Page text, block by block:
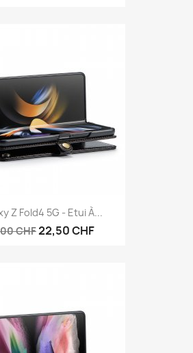
Z Fold4 5G - Etui À...
CHF22,50 CHF